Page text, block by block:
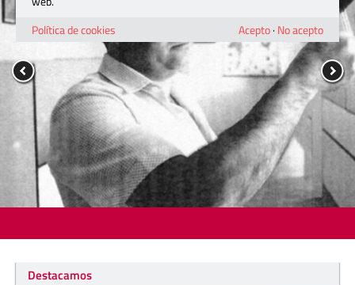
Destacamos
Política de cookies
Acepto· No acepto